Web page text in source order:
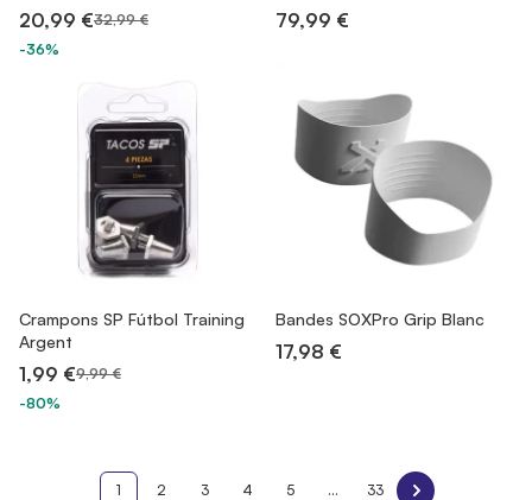
20,99 €32,99 €
-36%
79,99 €
Crampons SP Fútbol Training
Argent
1,99 €9,99 €
-80%
Bandes SOXPro Grip Blanc
17,98 €
1 2 3 4 5 ... 33